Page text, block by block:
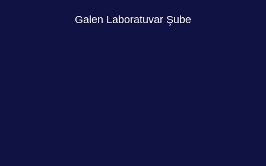
Galen Laboratuvar Şube